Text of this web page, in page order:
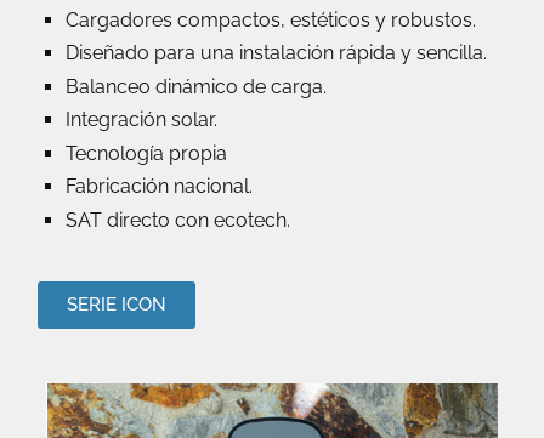
Cargadores compactos, estéticos y robustos.
Diseñado para una instalación rápida y sencilla.
Balanceo dinámico de carga.
Integración solar.
Tecnología propia
Fabricación nacional.
SAT directo con ecotech.
SERIE ICON